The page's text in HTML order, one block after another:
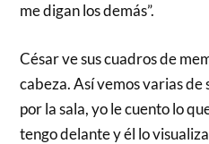
me digan los demás”.
César ve sus cuadros de
cabeza. Así vemos varias de
por la sala, yo le cuento lo
tengo delante y él lo